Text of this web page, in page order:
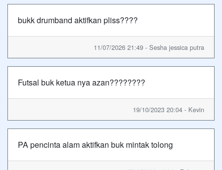
bukk drumband aktifkan pliss????
11/07/2026 21:49 - Sesha jessica putra
Futsal buk ketua nya azan????????
19/10/2023 20:04 - Kevin
PA pencinta alam aktifkan buk mintak tolong